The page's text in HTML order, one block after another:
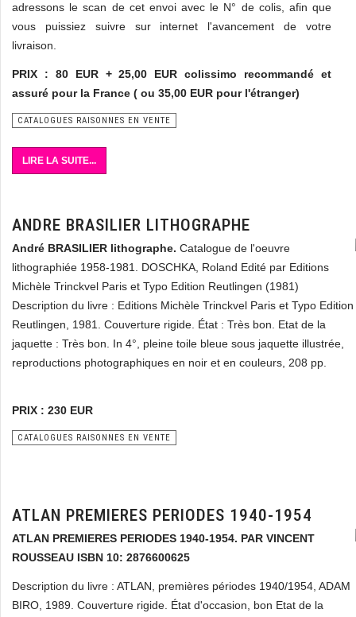
adressons le scan de cet envoi avec le N° de colis, afin que
vous puissiez suivre sur internet l'avancement de votre
livraison.
PRIX : 80 EUR + 25,00 EUR colissimo recommandé et
assuré pour la France ( ou 35,00 EUR pour l'étranger)
CATALOGUES RAISONNES EN VENTE
LIRE LA SUITE...
ANDRE BRASILIER LITHOGRAPHE
André BRASILIER lithographe. Catalogue de l'oeuvre
lithographiée 1958-1981. DOSCHKA, Roland Edité par Editions
Michèle Trinckvel Paris et Typo Edition Reutlingen (1981)
Description du livre : Editions Michèle Trinckvel Paris et Typo Edition
Reutlingen, 1981. Couverture rigide. État : Très bon. Etat de la
jaquette : Très bon. In 4°, pleine toile bleue sous jaquette illustrée,
reproductions photographiques en noir et en couleurs, 208 pp.
PRIX : 230 EUR
CATALOGUES RAISONNES EN VENTE
ATLAN PREMIERES PERIODES 1940-1954
ATLAN PREMIERES PERIODES 1940-1954. PAR VINCENT
ROUSSEAU ISBN 10: 2876600625
Description du livre : ATLAN, premières périodes 1940/1954, ADAM
BIRO, 1989. Couverture rigide. État d'occasion, bon Etat de la